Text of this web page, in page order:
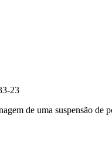
23
de uma suspensão